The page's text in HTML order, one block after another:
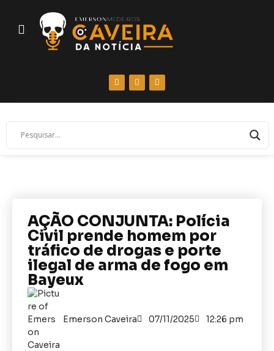
AÇÃO CONJUNTA: Polícia
Civil prende homem por
tráfico de drogas e porte
ilegal de arma de fogo em
Bayeux
Emerson Caveira 07/11/2025 12:26 pm